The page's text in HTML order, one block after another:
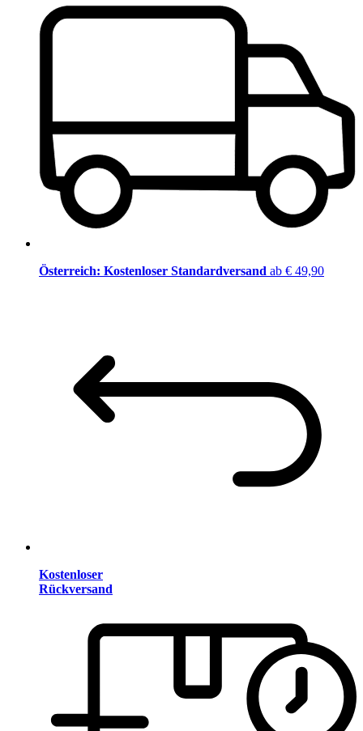
Österreich: Kostenloser Standardversand ab € 49,90
Kostenloser
Rückversand